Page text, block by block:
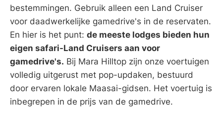
bestemmingen. Gebruik alleen een Land Cruiser
voor daadwerkelijke gamedrive's in de reservaten.
En hier is het punt: de meeste lodges bieden hun
eigen safari-Land Cruisers aan voor
gamedrive's. Bij Mara Hilltop zijn onze voertuigen
volledig uitgerust met pop-updaken, bestuurd
door ervaren lokale Maasai-gidsen. Het voertuig is
inbegrepen in de prijs van de gamedrive.